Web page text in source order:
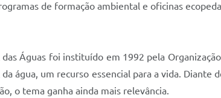
de formação ambiental e oficinas
Águas foi instituído em 1992 pela
água, um recurso essencial para a vida. Diante
o tema ganha ainda mais relevância.